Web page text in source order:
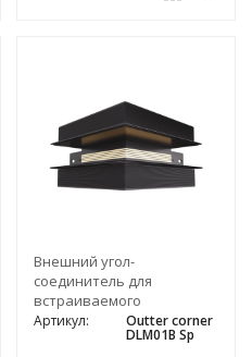
Внешний угол-
соединитель для
встраиваемого
магнитного
шинопровода, черный
Артикул: Outter corner
DLM01B Sp